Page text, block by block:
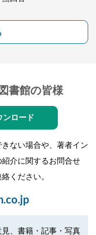
書館の皆様
ンロード
ない場合や、著者イン
介に関するお問合せ
ください。
、書籍・記事・写真